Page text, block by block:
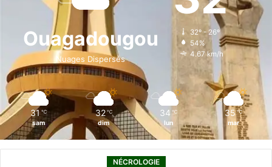
o
k
i
n
g
r
k
Ouagadougou
Nuages Dispersés
32º - 26º
54%
4.67 km/h
31 ℃
sam
32 ℃
dim
34 ℃
lun
35 ℃
mar
NÉCROLOGIE